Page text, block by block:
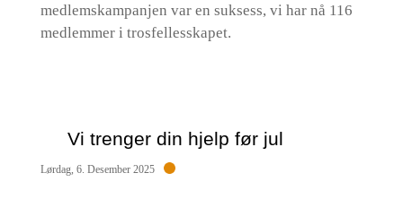
medlemskampanjen var en suksess, vi har nå 116
medlemmer i trosfellesskapet.
Vi trenger din hjelp før jul
Lørdag, 6. Desember 2025